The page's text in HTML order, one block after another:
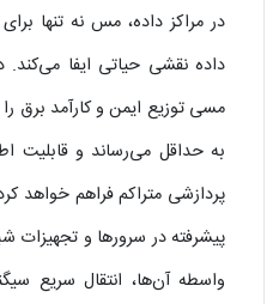
در مراکز داده، مس نه تنها
داده نقشی حیاتی ایفا
مسی توزیع ایمن و کارآمد برق
به حداقل می‌رساند و قابلیت
پیشرفته در سرورها و
واسطه آن‌ها، انتقال سریع